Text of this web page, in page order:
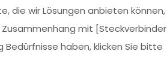
die wir Lösungen anbieten können,
mit [Steckverbinder
haben, klicken Sie bitte